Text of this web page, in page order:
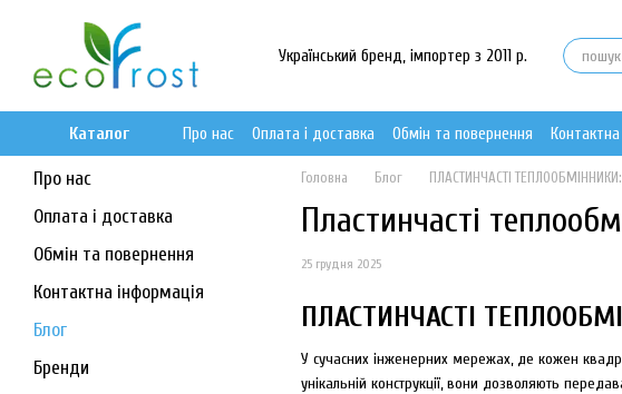
Український бренд, імпортер з 2011 р.
Каталог Про нас Оплата і доставка Обмін та повернення
Головна Блог ПЛАСТИНЧАСТІ
Пластинчасті
25 грудня 2025
ПЛАСТИНЧАСТІ
У сучасних інженерних мережах, де кожен
унікальній конструкції, вони дозволяють
Про нас
Оплата і доставка
Обмін та повернення
Контактна інформація
Блог
Бренди